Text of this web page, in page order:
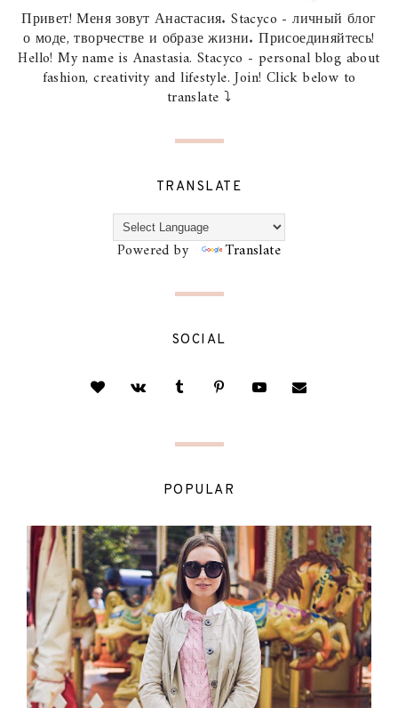
Привет! Меня зовут Анастасия. Stacyco - личный блог
о моде, творчестве и образе жизни. Присоединяйтесь!
Hello! My name is Anastasia. Stacyco - personal blog about
fashion, creativity and lifestyle. Join! Click below to
translate ⤵
TRANSLATE
Powered by Translate
SOCIAL
POPULAR